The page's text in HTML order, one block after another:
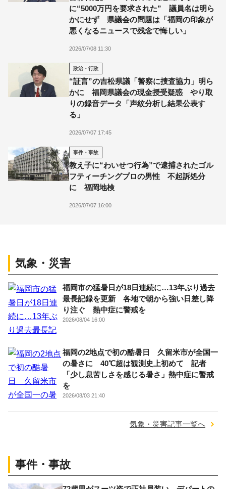
に“5000万円を要求された” 議員名は明ら
かにせず 県議会の問題は「福岡の印象が
悪くなるニュースで残念で悔しい」
2026/07/08 11:30
政治・行政
“証言”の吉松県議「警察に捜査協力」明ら
かに 福岡県議会の現金授受疑惑 やり取
りの録音データ「声紋分析し結果公表す
る」
2026/07/07 17:45
事件・事故
教え子に“わいせつ行為”で逮捕されたゴル
フティーチングプロの男性 不起訴処分
に 福岡地検
2026/07/07 16:00
気象・災害
福岡市の猛暑日が18日連続に…13年ぶり過去
最長記録を更新 各地で朝から強い日差し降
り注ぐ 熱中症に警戒を
2026/08/04 16:00
福岡の2地点で初の酷暑日 久留米市が全国一
の暑さに 40℃超は観測史上初めて 記者
「少し息苦しさを感じる暑さ」熱中症に警戒
を
2026/08/03 21:40
気象・災害記事一覧へ
事件・事故